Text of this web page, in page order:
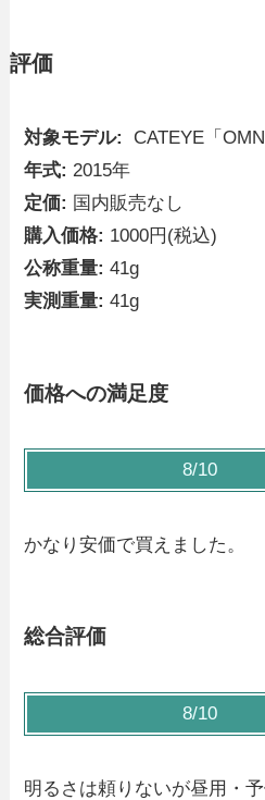
評価
対象モデル:
CATEYE「
年式: 2015年
定価: 国内販売なし
購入価格: 1000円(税込)
公称重量: 41g
実測重量: 41g
価格への満足度
8/10
かなり安価で買えました。
総合評価
8/10
明るさは頼りないが昼用・